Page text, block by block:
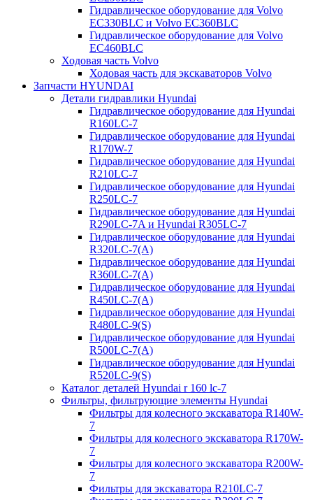
Гидравлическое оборудование для Volvo
EC330BLC и Volvo EC360BLC
Гидравлическое оборудование для Volvo
EC460BLC
Ходовая часть Volvo
Ходовая часть для экскаваторов Volvo
Запчасти HYUNDAI
Детали гидравлики Hyundai
Гидравлическое оборудование для Hyundai
R160LC-7
Гидравлическое оборудование для Hyundai
R170W-7
Гидравлическое оборудование для Hyundai
R210LC-7
Гидравлическое оборудование для Hyundai
R250LC-7
Гидравлическое оборудование для Hyundai
R290LC-7A и Hyundai R305LC-7
Гидравлическое оборудование для Hyundai
R320LC-7(A)
Гидравлическое оборудование для Hyundai
R360LC-7(A)
Гидравлическое оборудование для Hyundai
R450LC-7(A)
Гидравлическое оборудование для Hyundai
R480LC-9(S)
Гидравлическое оборудование для Hyundai
R500LC-7(A)
Гидравлическое оборудование для Hyundai
R520LC-9(S)
Каталог деталей Hyundai r 160 lc-7
Фильтры, фильтрующие элементы Hyundai
Фильтры для колесного экскаватора R140W-
7
Фильтры для колесного экскаватора R170W-
7
Фильтры для колесного экскаватора R200W-
7
Фильтры для экскаватора R210LC-7